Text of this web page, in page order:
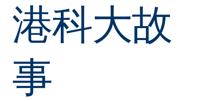
港科大故
事